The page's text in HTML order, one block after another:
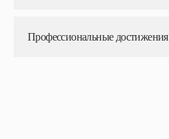
Профессиональные достижения